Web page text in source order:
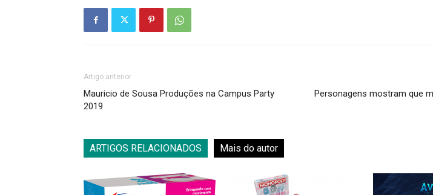
Artigo anterior
Mauricio de Sousa Produções na Campus Party
2019
Personagens mostram que
ARTIGOS RELACIONADOS Mais do autor